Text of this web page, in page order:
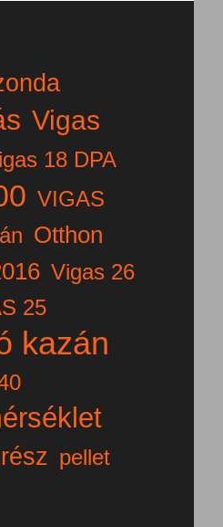
Vigas
18 DPA
VIGAS
Otthon
Vigas 26
25
kazán
pellet